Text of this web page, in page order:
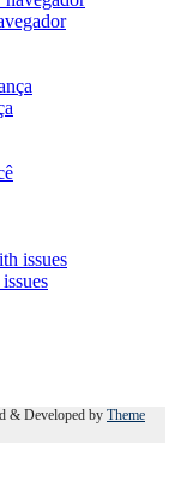
& Developed by Theme